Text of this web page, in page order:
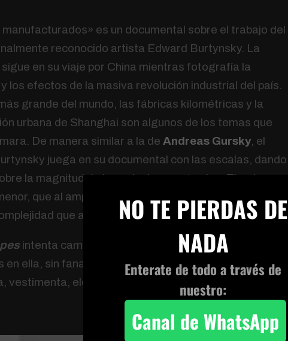
es un documental sobre el trabajo del
reconocido artista Edward Burtynsky. La
sigue en su viaje por China mientras fotografía la
los efectos de la masiva revolución industrial del país.
grande del mundo, las fábricas kilométricas y la
urbana de Shanghai son algunos de los temas que
De manera similar a la de Andreas Gursky, el
juega en su documental con las escalas, dando
la magnitud de los paisajes mostrados. Tiende a
que al ampliarse nos muestra el contexto, lo que
que abarcan estas industrias manufactureras.
intenta cambiar nuestra conciencia sobre el mundo y
en ella, sin fanatismos, criticas empresariales (industria,
vestimenta, electrónicos), o resoluciones
NO TE PIERDAS DE
NADA
Enterate de todo a través de
nuestro:
Canal de WhatsApp